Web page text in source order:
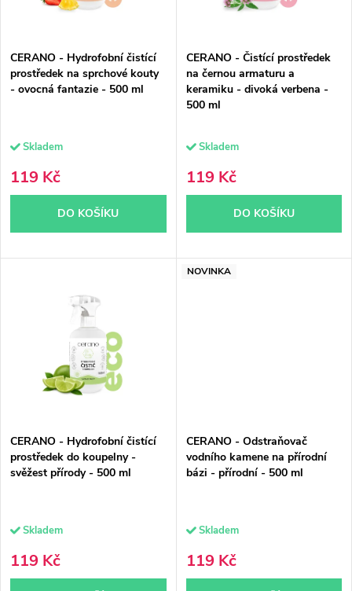
r
o
u
k
t
ů
r
o
u
k
t
ů
CERANO - Hydrofobní čistící
prostředek na sprchové kouty
- ovocná fantazie - 500 ml
Skladem
119 Kč
DO KOŠÍKU
CERANO - Čistící prostředek
na černou armaturu a
keramiku - divoká verbena -
500 ml
Skladem
119 Kč
DO KOŠÍKU
CERANO - Hydrofobní čistící
prostředek do koupelny -
svěžest přírody - 500 ml
Skladem
119 Kč
NOVINKA
CERANO - Odstraňovač
vodního kamene na přírodní
bázi - přírodní - 500 ml
Skladem
119 Kč